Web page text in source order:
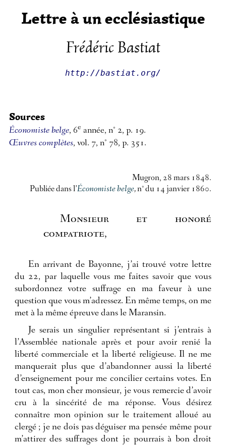
Lettre à un ecclésiastique
Frédéric Bastiat
http://bastiat.org/
Sources
Économiste belge, 6e année, n° 2, p. 19.
Œuvres complètes, vol. 7, n° 78, p. 351.
Mugron, 28 mars 1848.
Publiée dans l’Économiste belge,n° du 14 janvier 1860.
Monsieur et honoré
compatriote,
En arrivant de Bayonne, j’ai trouvé votre lettre
du 22, par laquelle vous me faites savoir que vous
subordonnez votre suffrage en ma faveur à une
question que vous m’adressez. En même temps, on me
met à la même épreuve dans le Maransin.
Je serais un singulier représentant si j’entrais à
l’Assemblée nationale après et pour avoir renié la
liberté commerciale et la liberté religieuse. Il ne me
manquerait plus que d’abandonner aussi la liberté
d’enseignement pour me concilier certains votes. En
tout cas, mon cher monsieur, je vous remercie d’avoir
cru à la sincérité de ma réponse. Vous désirez
connaître mon opinion sur le traitement alloué au
clergé ; je ne dois pas déguiser ma pensée même pour
m’attirer des suffrages dont je pourrais à bon droit